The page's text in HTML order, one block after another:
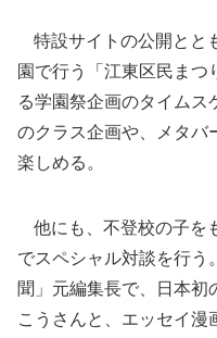
特設サイトの公開とと
園で行う「江東区民ま
る学園祭企画のタイム
のクラス企画や、メタバ
楽しめる。
他にも、不登校の子を
でスペシャル対談を行う
聞」元編集長で、日本初
こうさんと、エッセイ漫